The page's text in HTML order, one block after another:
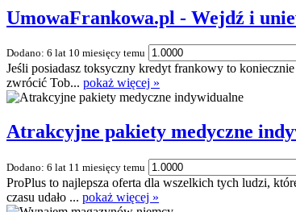
UmowaFrankowa.pl - Wejdź i
Dodano: 6 lat 10 miesięcy temu
Jeśli posiadasz toksyczny kredyt frankowy to
zwrócić Tob... pokaż więcej »
Atrakcyjne pakiety medyczne
Dodano: 6 lat 11 miesięcy temu
ProPlus to najlepsza oferta dla wszelkich tych ludzi,
czasu udało ... pokaż więcej »